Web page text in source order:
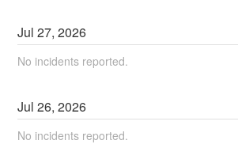
Jul27,2026
No incidents reported.
Jul26,2026
No incidents reported.